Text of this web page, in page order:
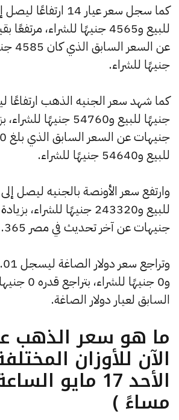
جنيهًا للشراء.
للبيع و54640 جنيهًا للشراء.
جنيهات عن آخر تحديث في مصر 365.
و0 جنيهًا
السابق لعيار دولار الصاغة.
الآن للأوزان
مساءً )